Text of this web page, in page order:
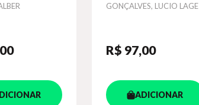
Autor
GONÇALVES, LUCIO LAGE
R$ 97,00
ADICIONAR